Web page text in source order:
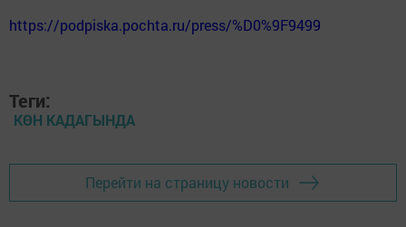
https://podpiska.pochta.ru/press/%D0%9F9499
Теги:
КӨН КАДАГЫНДА
Перейти на страницу новости